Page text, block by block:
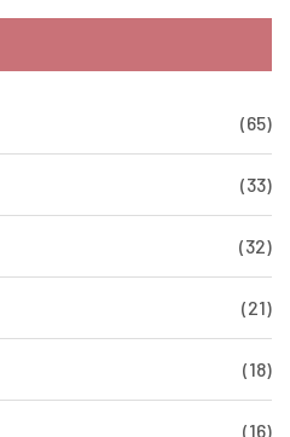
(65)
(33)
(32)
(21)
(18)
(16)